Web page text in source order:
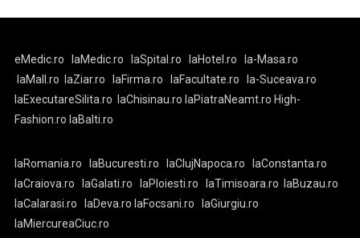
eMedic.ro laMedic.ro laSpital.ro laHotel.ro
la-Masa.ro
laMall.ro
laZiar.ro laFirma.ro laFacultate.ro
la-Suceava.ro
laExecutareSilita.ro
laChisinau.ro laPiatraNeamt.ro High-
Fashion.ro laBalti.ro
laRomania.ro laBucuresti.ro laClujNapoca.ro
laConstanta.ro
laCraiova.ro
laGalati.ro laPloiesti.ro laTimisoara.ro
laBuzau.ro
laCalarasi.ro
laDeva.ro laFocsani.ro
laGiurgiu.ro
laMiercureaCiuc.ro